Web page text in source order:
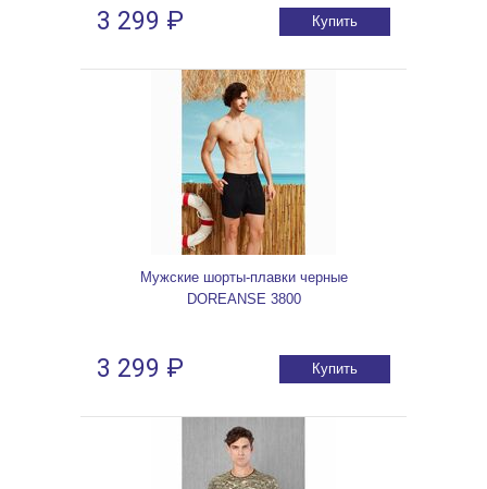
3 299 ₽ Купить
Мужские шорты-плавки черные
DOREANSE 3800
3 299 ₽ Купить